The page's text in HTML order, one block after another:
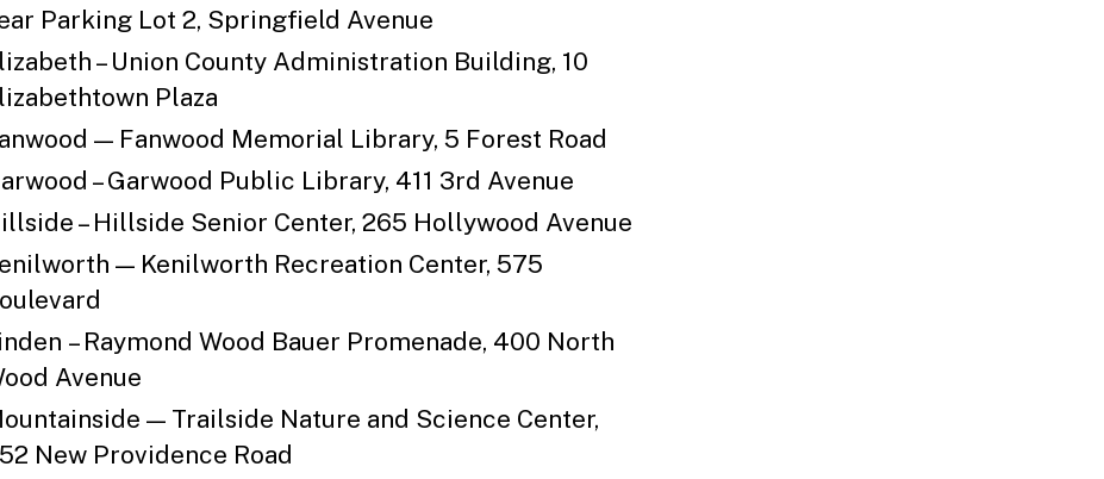
Parking Lot 2, Springfield Avenue
– Union County Administration Building, 10
Plaza
— Fanwood Memorial Library, 5 Forest Road
– Garwood Public Library, 411 3rd Avenue
– Hillside Senior Center, 265 Hollywood Avenue
— Kenilworth Recreation Center, 575
– Raymond Wood Bauer Promenade, 400 North
Avenue
— Trailside Nature and Science Center,
New Providence Road